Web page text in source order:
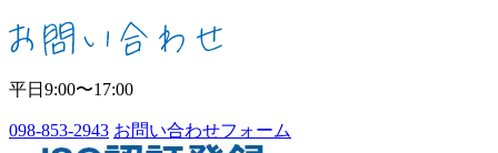
平日9:00〜17:00
098-853-2943 お問い合わせフォーム